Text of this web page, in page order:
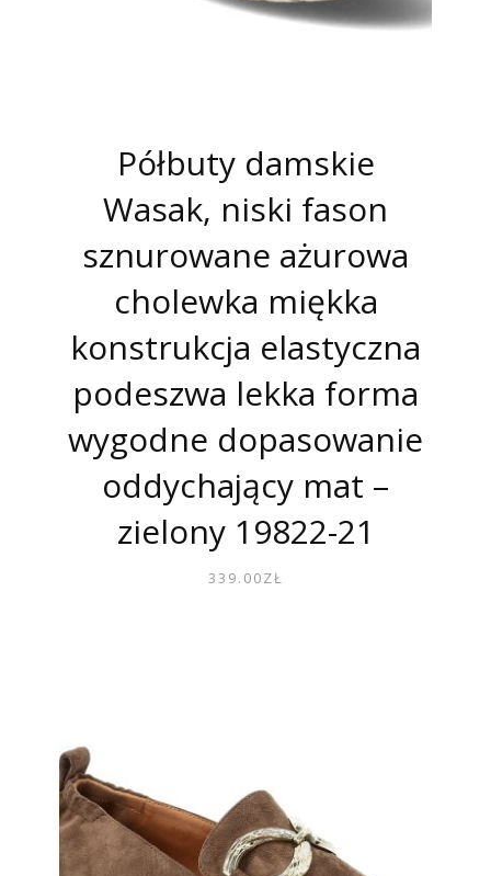
Półbuty damskie
Wasak, niski fason
sznurowane ażurowa
cholewka miękka
konstrukcja elastyczna
podeszwa lekka forma
wygodne dopasowanie
oddychający mat –
zielony 19822-21
339.00ZŁ